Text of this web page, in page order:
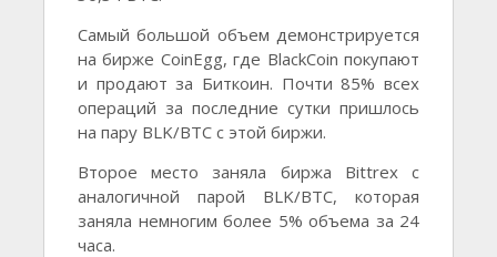
Самый большой объем демонстрируется
на бирже CoinEgg, где BlackCoin покупают
и продают за Биткоин. Почти 85% всех
операций за последние сутки пришлось
на пару BLK/BTC с этой биржи.
Второе место заняла биржа Bittrex с
аналогичной парой BLK/BTC, которая
заняла немногим более 5% объема за 24
часа.